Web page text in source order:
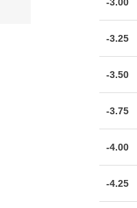
-3.25
-3.50
-3.75
-4.00
-4.25